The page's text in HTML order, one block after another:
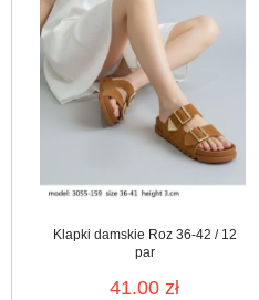
Klapki damskie Roz 36-42 / 12
par
41.00 zł